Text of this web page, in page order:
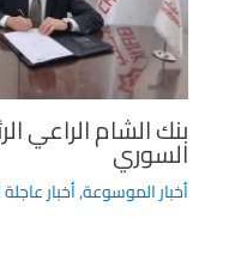
بنك الشام الراعي
السوري
أخبار الموسوعة,أخبار عاجلة